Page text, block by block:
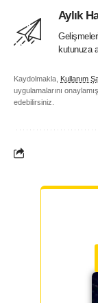
Aylık
kutunuza
Kaydolmakla, Kullanım
uygulamalarını
edebilirsiniz.